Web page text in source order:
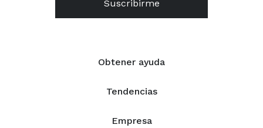
Obtener ayuda
Tendencias
Empresa
Suscribirme